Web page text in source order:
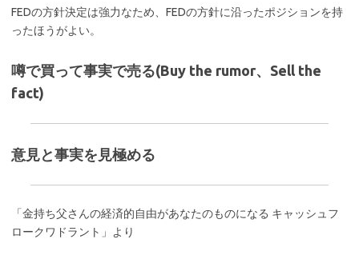
FEDの方針決定は強力なため、FEDの方針に沿ったポジションを持
ったほうがよい。
噂で買って事実で売る(Buy the rumor、Sell the
fact)
意見と事実を見極める
「金持ち父さんの経済的自由があなたのものになる キャッシュフ
ロークワドラント」より